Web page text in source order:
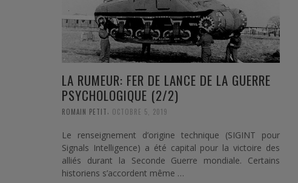
LA RUMEUR: FER DE LANCE DE LA GUERRE
PSYCHOLOGIQUE (2/2)
ROMAIN PETIT OCTOBRE 5, 2019
Le renseignement d’origine technique (SIGINT pour
Signals Intelligence) a été capital pour la victoire des
alliés durant la Seconde Guerre mondiale. Certains
historiens s’accordent même …